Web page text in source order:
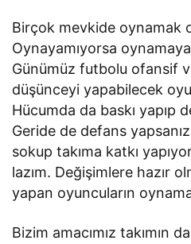
Birçok mevkide oynamak
Oynayamıyorsa
Günümüz futbolu ofansif
düşünceyi yapabilecek
Hücumda da baskı yapıp
Geride de defans
sokup takıma katkı
lazım. Değişimlere hazır
yapan oyuncuların
Bizim amacımız takımın